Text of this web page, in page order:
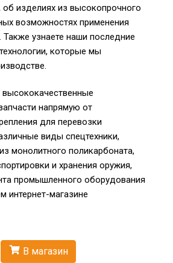
об изделиях из высокопрочного
возможностях применения
узнаете наши последние
которые мы
высококачественные
напрямую от
для перевозки
виды спецтехники,
монолитного поликарбоната,
и хранения оружия,
промышленного оборудования
интернет-магазине
В магазин